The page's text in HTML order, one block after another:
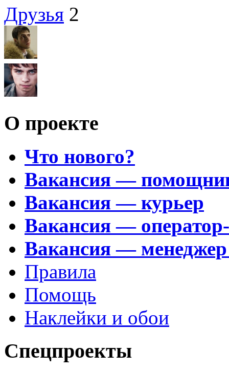
Друзья 2
О проекте
Что нового?
Вакансия —
Вакансия — курьер
Вакансия —
Вакансия —
Правила
Помощь
Наклейки и обои
Спецпроекты